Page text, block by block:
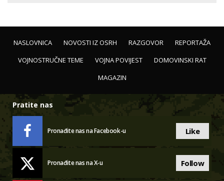
NASLOVNICA NOVOSTI IZ OSRH RAZGOVOR
REPORTAŽA
VOJNOSTRUČNE TEME
VOJNA POVIJEST
DOMOVINSKI RAT
MAGAZIN
Pratite nas
Pronađite nas na Facebook-u Like
Pronađite nas na X-u Follow